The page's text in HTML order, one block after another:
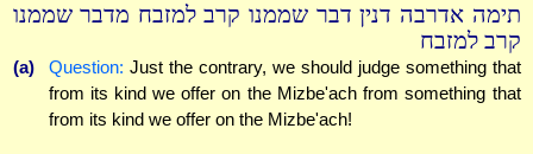
תימה אדרבה דנין דבר שממנו קרב למזבח מדבר שממנו
קרב למזבח
(a) Question: Just the contrary, we should judge something that
from its kind we offer on the Mizbe'ach from something that
from its kind we offer on the Mizbe'ach!